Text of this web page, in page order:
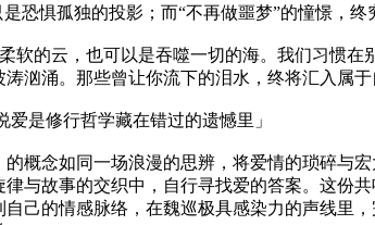
恐惧孤独的投影；而“不再做噩梦”的憧憬，终
软的云，也可以是吞噬一切的海。我们习惯
汹涌。那些曾让你流下的泪水，终将汇入属于
是修行哲学藏在错过的遗憾里」
概念如同一场浪漫的思辨，将爱情的琐碎与
与故事的交织中，自行寻找爱的答案。这份
己的情感脉络，在魏巡极具感染力的声线里